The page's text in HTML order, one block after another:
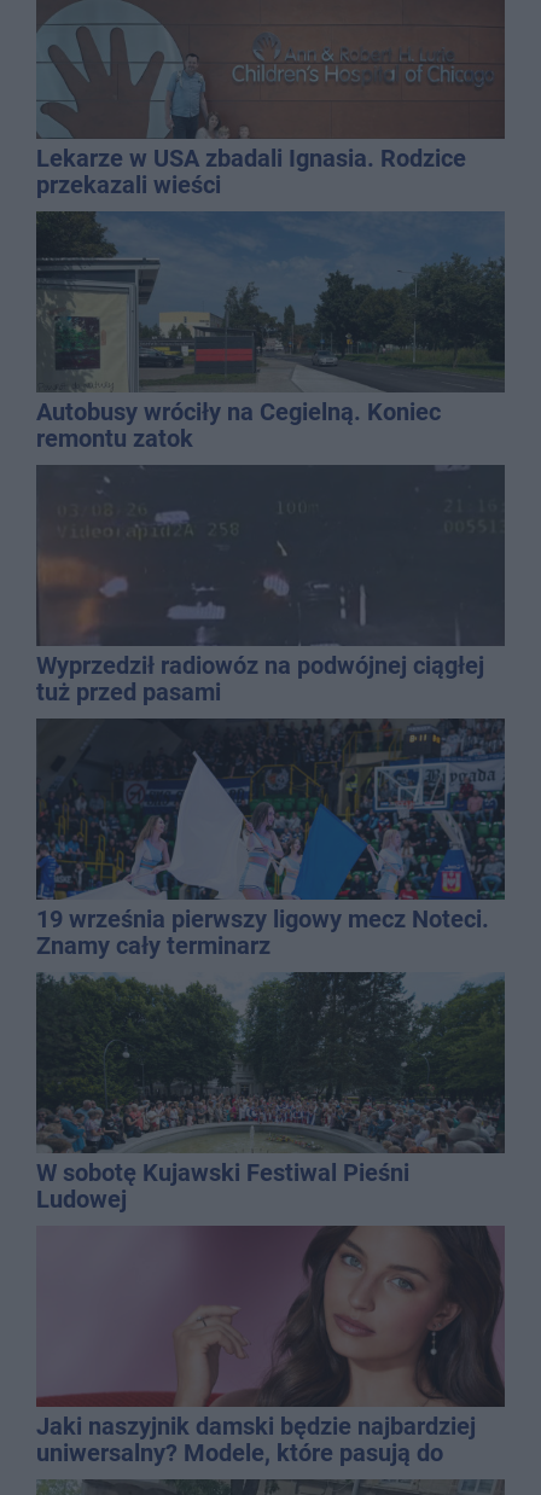
Lekarze w USA zbadali Ignasia. Rodzice
przekazali wieści
Autobusy wróciły na Cegielną. Koniec
remontu zatok
Wyprzedził radiowóz na podwójnej ciągłej
tuż przed pasami
19 września pierwszy ligowy mecz Noteci.
Znamy cały terminarz
W sobotę Kujawski Festiwal Pieśni
Ludowej
Jaki naszyjnik damski będzie najbardziej
uniwersalny? Modele, które pasują do
wielu stylizacji